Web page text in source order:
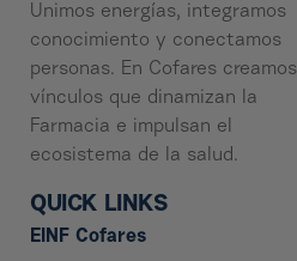
Unimos energías, integramos
conocimiento y conectamos
personas. En Cofares creamos
vínculos que dinamizan la
Farmacia e impulsan el
ecosistema de la salud.
QUICK LINKS
EINF Cofares